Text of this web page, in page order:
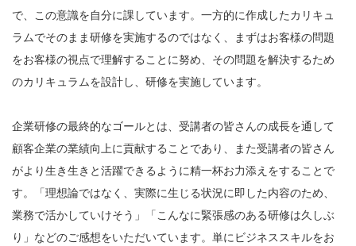
で、この意識を自分に課しています。一方的に作成したカリキュ
ラムでそのまま研修を実施するのではなく、まずはお客様の問題
をお客様の視点で理解することに努め、その問題を解決するため
のカリキュラムを設計し、研修を実施しています。
企業研修の最終的なゴールとは、受講者の皆さんの成長を通して
顧客企業の業績向上に貢献することであり、また受講者の皆さん
がより生き生きと活躍できるように精一杯お力添えをすることで
す。「理想論ではなく、実際に生じる状況に即した内容のため、
業務で活かしていけそう」「こんなに緊張感のある研修は久しぶ
り」などのご感想をいただいています。単にビジネススキルをお